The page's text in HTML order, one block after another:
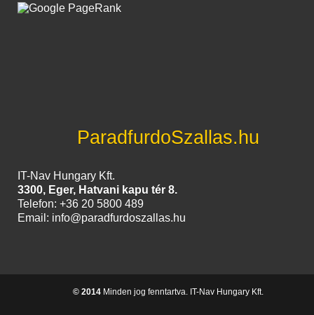
ParadfurdoSzallas.hu
IT-Nav Hungary Kft.
3300, Eger, Hatvani kapu tér 8.
Telefon: +36 20 5800 489
Email: info@paradfurdoszallas.hu
© 2014 Minden jog fenntartva. IT-Nav Hungary Kft.